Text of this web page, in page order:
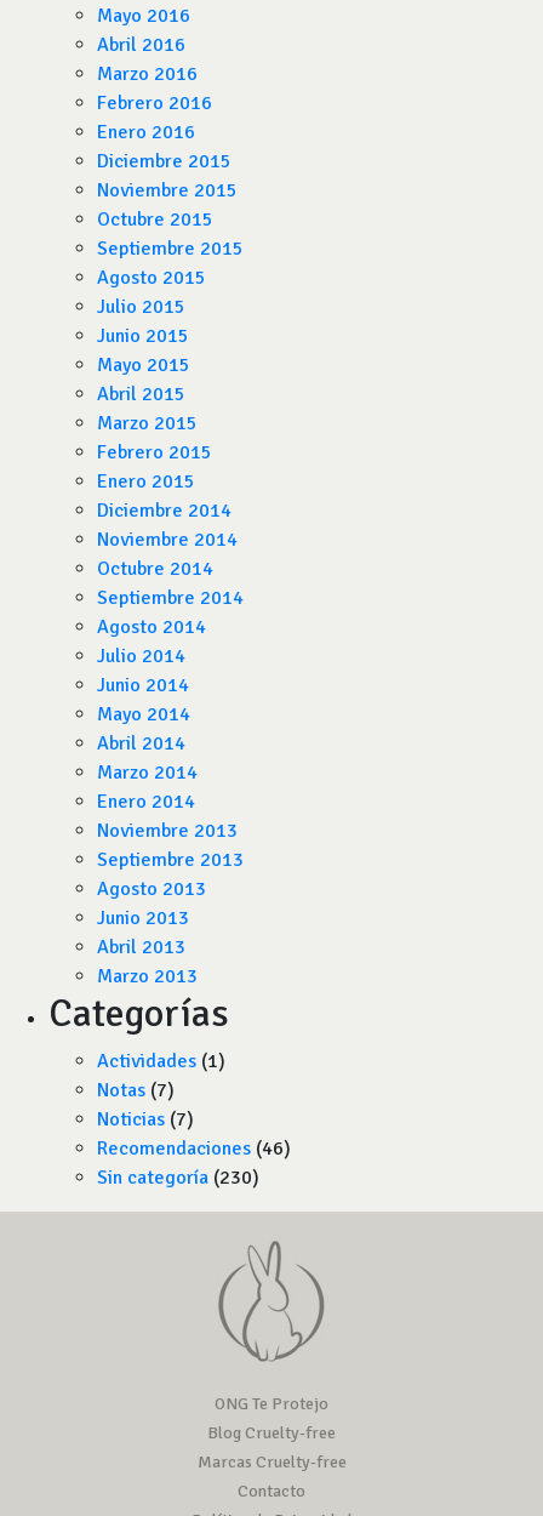
Mayo 2016
Abril 2016
Marzo 2016
Febrero 2016
Enero 2016
Diciembre 2015
Noviembre 2015
Octubre 2015
Septiembre 2015
Agosto 2015
Julio 2015
Junio 2015
Mayo 2015
Abril 2015
Marzo 2015
Febrero 2015
Enero 2015
Diciembre 2014
Noviembre 2014
Octubre 2014
Septiembre 2014
Agosto 2014
Julio 2014
Junio 2014
Mayo 2014
Abril 2014
Marzo 2014
Enero 2014
Noviembre 2013
Septiembre 2013
Agosto 2013
Junio 2013
Abril 2013
Marzo 2013
Categorías
Actividades (1)
Notas (7)
Noticias (7)
Recomendaciones (46)
Sin categoría (230)
ONG Te Protejo
Blog Cruelty-free
Marcas Cruelty-free
Contacto